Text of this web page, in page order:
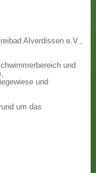
Alverdissen e.V.,
und
und
um das